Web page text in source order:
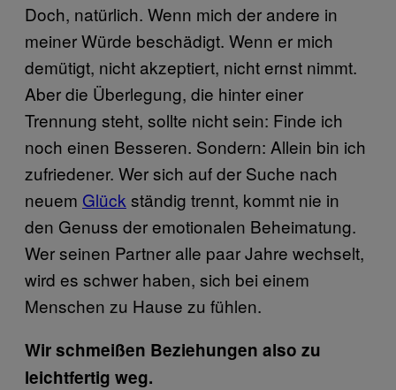
Doch, natürlich. Wenn mich der andere in
meiner Würde beschädigt. Wenn er mich
demütigt, nicht akzeptiert, nicht ernst nimmt.
Aber die Überlegung, die hinter einer
Trennung steht, sollte nicht sein: Finde ich
noch einen Besseren. Sondern: Allein bin ich
zufriedener. Wer sich auf der Suche nach
neuem Glück ständig trennt, kommt nie in
den Genuss der emotionalen Beheimatung.
Wer seinen Partner alle paar Jahre wechselt,
wird es schwer haben, sich bei einem
Menschen zu Hause zu fühlen.
Wir schmeißen Beziehungen also zu
leichtfertig weg.